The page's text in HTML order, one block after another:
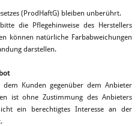
(ProdHaftG) bleiben unberührt.
die Pflegehinweise des Herstellers
können natürliche Farbabweichungen
darstellen.
Kunden gegenüber dem Anbieter
ist ohne Zustimmung des Anbieters
ein berechtigtes Interesse an der